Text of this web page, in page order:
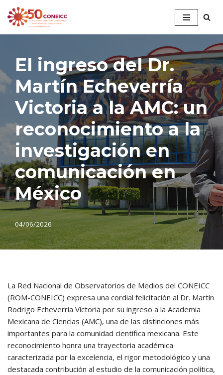
Saltar
El ingreso del Dr.
Martín Echeverría
Victoria a la AMC: un
reconocimiento a la
investigación en
comunicación en
México
04/06/2026
La Red Nacional de Observatorios de Medios del CONEICC
(ROM-CONEICC) expresa una cordial felicitación al Dr. Martín
Rodrigo Echeverría Victoria por su ingreso a la Academia
Mexicana de Ciencias (AMC), una de las distinciones más
importantes para la comunidad científica mexicana. Este
reconocimiento honra una trayectoria académica
caracterizada por la excelencia, el rigor metodológico y una
destacada contribución al estudio de la comunicación política,